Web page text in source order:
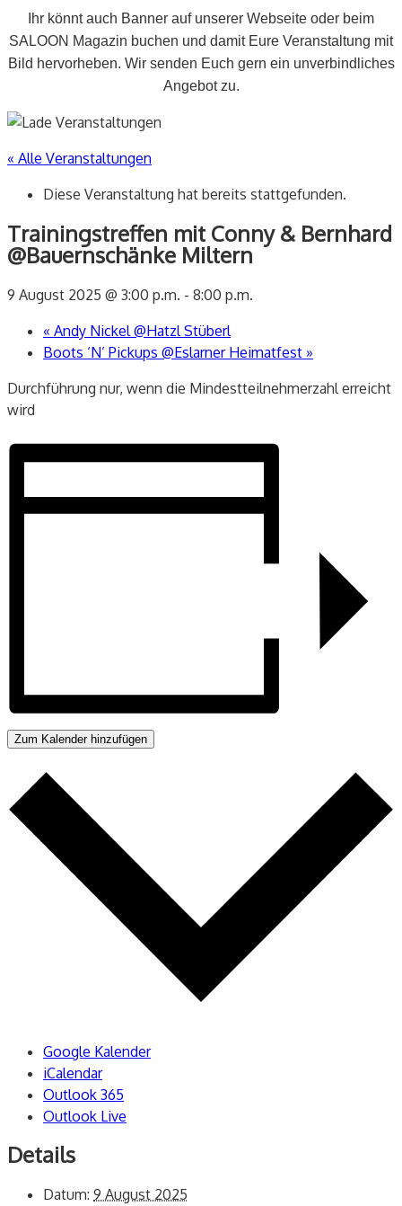
Ihr könnt auch Banner auf unserer Webseite oder beim
SALOON Magazin buchen und damit Eure Veranstaltung mit
Bild hervorheben. Wir senden Euch gern ein unverbindliches
Angebot zu.
« Alle Veranstaltungen
Diese Veranstaltung hat bereits stattgefunden.
Trainingstreffen mit Conny & Bernhard
@Bauernschänke Miltern
9 August 2025 @ 3:00 p.m. - 8:00 p.m.
« Andy Nickel @Hatzl Stüberl
Boots ‘N’ Pickups @Eslarner Heimatfest »
Durchführung nur, wenn die Mindestteilnehmerzahl erreicht
wird
Zum Kalender hinzufügen
Google Kalender
iCalendar
Outlook 365
Outlook Live
Details
Datum: 9 August 2025